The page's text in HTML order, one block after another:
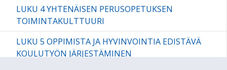
LUKU 4 YHTENÄISEN PERUSOPETUKSEN
TOIMINTAKULTTUURI
LUKU 5 OPPIMISTA JA HYVINVOINTIA EDISTÄVÄ
KOULUTYÖN JÄRJESTÄMINEN